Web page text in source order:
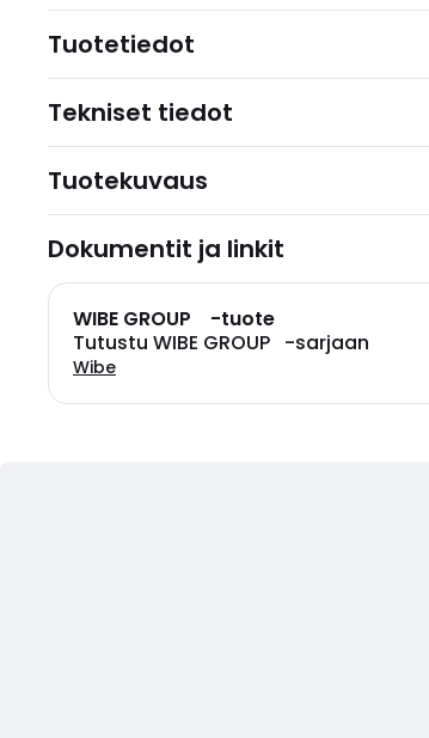
Tuotetiedot
Tekniset tiedot
Tuotekuvaus
Dokumentit ja linkit
WIBE GROUP -tuote
Tutustu WIBE GROUP -sarjaan
Wibe